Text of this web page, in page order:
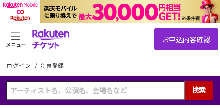
ログイン /会員登録
検索
メニュー